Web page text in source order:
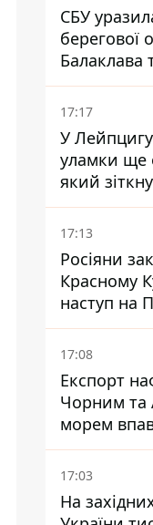
СБУ
Балаклава
17:17
У
уламки ще
який
літаком
17:13
Росіяни
Красному
наступ на
загроза
17:08
Експорт
Чорним та
морем
ударів
17:03
На